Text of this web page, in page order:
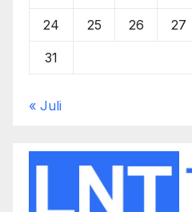
24 25 26 27
31
« Juli